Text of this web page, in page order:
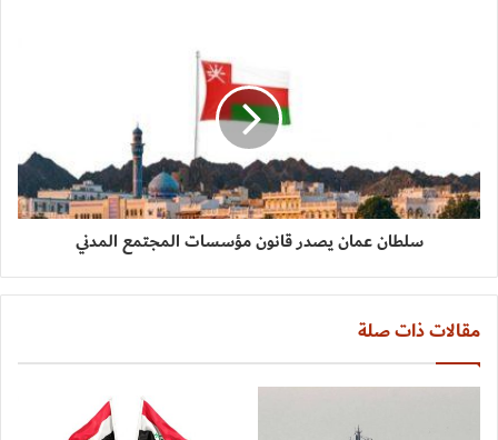
سلطان عمان يصدر قانون مؤسسات المجتمع المدني
مقالات ذات صلة